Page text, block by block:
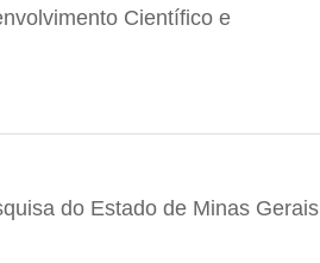
Científico e
do Estado de Minas Gerais